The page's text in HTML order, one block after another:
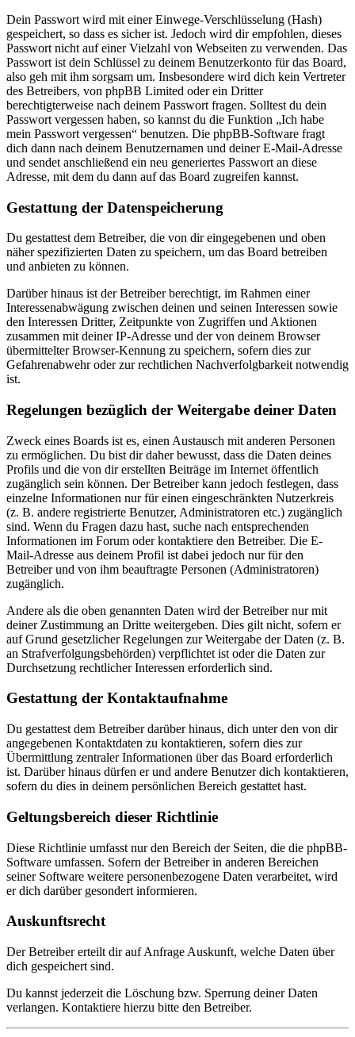
Dein Passwort wird mit einer Einwege-Verschlüsselung (Hash)
gespeichert, so dass es sicher ist. Jedoch wird dir empfohlen, dieses
Passwort nicht auf einer Vielzahl von Webseiten zu verwenden. Das
Passwort ist dein Schlüssel zu deinem Benutzerkonto für das Board,
also geh mit ihm sorgsam um. Insbesondere wird dich kein Vertreter
des Betreibers, von phpBB Limited oder ein Dritter
berechtigterweise nach deinem Passwort fragen. Solltest du dein
Passwort vergessen haben, so kannst du die Funktion „Ich habe
mein Passwort vergessen“ benutzen. Die phpBB-Software fragt
dich dann nach deinem Benutzernamen und deiner E-Mail-Adresse
und sendet anschließend ein neu generiertes Passwort an diese
Adresse, mit dem du dann auf das Board zugreifen kannst.
Gestattung der Datenspeicherung
Du gestattest dem Betreiber, die von dir eingegebenen und oben
näher spezifizierten Daten zu speichern, um das Board betreiben
und anbieten zu können.
Darüber hinaus ist der Betreiber berechtigt, im Rahmen einer
Interessenabwägung zwischen deinen und seinen Interessen sowie
den Interessen Dritter, Zeitpunkte von Zugriffen und Aktionen
zusammen mit deiner IP-Adresse und der von deinem Browser
übermittelter Browser-Kennung zu speichern, sofern dies zur
Gefahrenabwehr oder zur rechtlichen Nachverfolgbarkeit notwendig
ist.
Regelungen bezüglich der Weitergabe deiner Daten
Zweck eines Boards ist es, einen Austausch mit anderen Personen
zu ermöglichen. Du bist dir daher bewusst, dass die Daten deines
Profils und die von dir erstellten Beiträge im Internet öffentlich
zugänglich sein können. Der Betreiber kann jedoch festlegen, dass
einzelne Informationen nur für einen eingeschränkten Nutzerkreis
(z. B. andere registrierte Benutzer, Administratoren etc.) zugänglich
sind. Wenn du Fragen dazu hast, suche nach entsprechenden
Informationen im Forum oder kontaktiere den Betreiber. Die E-
Mail-Adresse aus deinem Profil ist dabei jedoch nur für den
Betreiber und von ihm beauftragte Personen (Administratoren)
zugänglich.
Andere als die oben genannten Daten wird der Betreiber nur mit
deiner Zustimmung an Dritte weitergeben. Dies gilt nicht, sofern er
auf Grund gesetzlicher Regelungen zur Weitergabe der Daten (z. B.
an Strafverfolgungsbehörden) verpflichtet ist oder die Daten zur
Durchsetzung rechtlicher Interessen erforderlich sind.
Gestattung der Kontaktaufnahme
Du gestattest dem Betreiber darüber hinaus, dich unter den von dir
angegebenen Kontaktdaten zu kontaktieren, sofern dies zur
Übermittlung zentraler Informationen über das Board erforderlich
ist. Darüber hinaus dürfen er und andere Benutzer dich kontaktieren,
sofern du dies in deinem persönlichen Bereich gestattet hast.
Geltungsbereich dieser Richtlinie
Diese Richtlinie umfasst nur den Bereich der Seiten, die die phpBB-
Software umfassen. Sofern der Betreiber in anderen Bereichen
seiner Software weitere personenbezogene Daten verarbeitet, wird
er dich darüber gesondert informieren.
Auskunftsrecht
Der Betreiber erteilt dir auf Anfrage Auskunft, welche Daten über
dich gespeichert sind.
Du kannst jederzeit die Löschung bzw. Sperrung deiner Daten
verlangen. Kontaktiere hierzu bitte den Betreiber.